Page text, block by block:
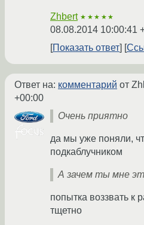
Zhbert ★★★★★
08.08.2014 10:00:41
Показать ответ
Ответ на: комментарий от
+00:00
Очень приятно
да мы уже поняли,
подкаблучником
А зачем ты мне
попытка воззвать к
тщетно